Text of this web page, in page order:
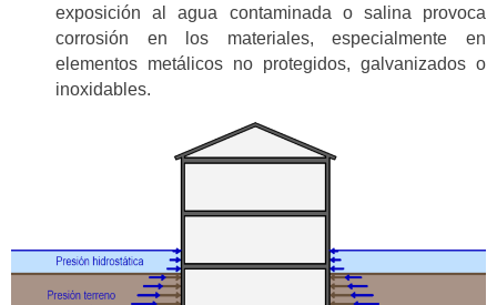
exposición al agua contaminada o salina provoca
corrosión en los materiales, especialmente en
elementos metálicos no protegidos, galvanizados o
inoxidables.